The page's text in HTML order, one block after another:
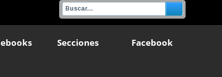
ebooks Secciones Facebook